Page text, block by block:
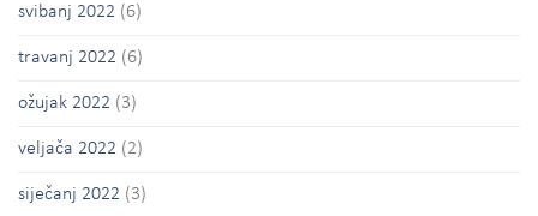
svibanj 2022 (6)
travanj 2022 (6)
ožujak 2022 (3)
veljača 2022 (2)
siječanj 2022 (3)